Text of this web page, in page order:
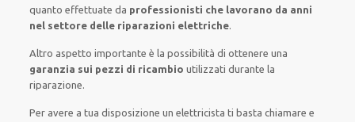
quanto effettuate da professionisti che lavorano da anni
nel settore delle riparazioni elettriche.
Altro aspetto importante è la possibilità diottenere una
garanzia sui pezzi di ricambioutilizzati durante la
riparazione.
Per avere a tua disposizione un elettricistati basta chiamare e